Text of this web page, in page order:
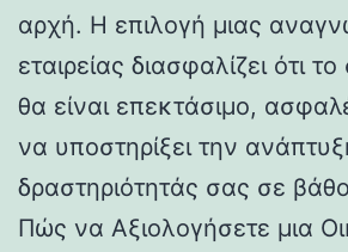
αρχή. Η επιλογή μιας
εταιρείας διασφαλίζει ότι
θα είναι επεκτάσιμο,
να υποστηρίξει την
δραστηριότητάς σας σε
Πώς να Αξιολογήσετε μια